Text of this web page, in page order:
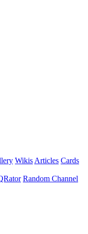
Wikis Articles Cards
Random Channel